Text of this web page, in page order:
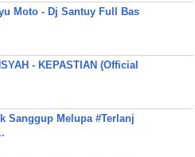
Moto - Dj Santuy Full Bas
- KEPASTIAN (Official
Sanggup Melupa #Terlanj